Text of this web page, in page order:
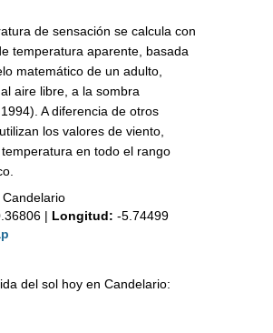
de sensación se calcula con
temperatura aparente, basada
matemático de un adulto,
aire libre, a la sombra
A diferencia de otros
los valores de viento,
en todo el rango
Candelario
| Longitud: -5.74499
del sol hoy en Candelario: